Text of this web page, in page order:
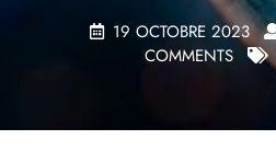
19 OCTOBRE 2023
COMMENTS